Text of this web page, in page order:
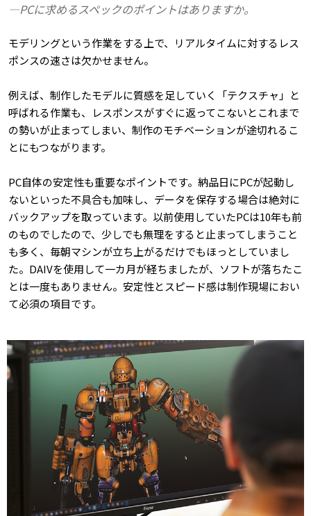
―PCに求めるスペックのポイントはありますか。
モデリングという作業をする上で、リアルタイムに対するレス
ポンスの速さは欠かせません。
例えば、制作したモデルに質感を足していく「テクスチャ」と
呼ばれる作業も、レスポンスがすぐに返ってこないとこれまで
の勢いが止まってしまい、制作のモチベーションが途切れるこ
とにもつながります。
PC自体の安定性も重要なポイントです。納品日にPCが起動し
ないといった不具合も加味し、データを保存する場合は絶対に
バックアップを取っています。以前使用していたPCは10年も前
のものでしたので、少しでも無理をすると止まってしまうこと
も多く、毎朝マシンが立ち上がるだけでもほっとしていまし
た。DAIVを使用して一カ月が経ちましたが、ソフトが落ちたこ
とは一度もありません。安定性とスピード感は制作現場におい
て必須の項目です。